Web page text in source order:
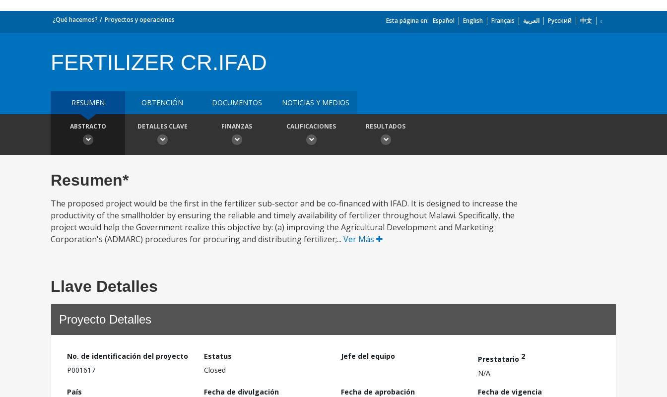
¿Qué hacemos? Proyectos y operaciones Esta página en: Español English Français العربية Русский 中文
FERTILIZER CR.IFAD
RESUMEN OBTENCIÓN DOCUMENTOS NOTICIAS Y MEDIOS
ABSTRACTO DETALLES CLAVE FINANZAS CALIFICACIONES RESULTADOS
Resumen*
The proposed project would be the first in the fertilizer sub-sector and be co-financed with IFAD. It is designed to increase the
productivity of the smallholder by ensuring the reliable and timely availability of fertilizer throughout Malawi. Specifically, the
project would help the Government realize this objective by: (a) improving the Agricultural Development and Marketing
Corporation's (ADMARC) procedures for procuring and distributing fertilizer;... Ver Más
Llave Detalles
Proyecto Detalles
No. de identificación del proyecto
P001617
Estatus
Closed
Jefe del equipo Prestatario 2
N/A
País
Fecha de divulgación
Fecha de aprobación
Fecha de vigencia